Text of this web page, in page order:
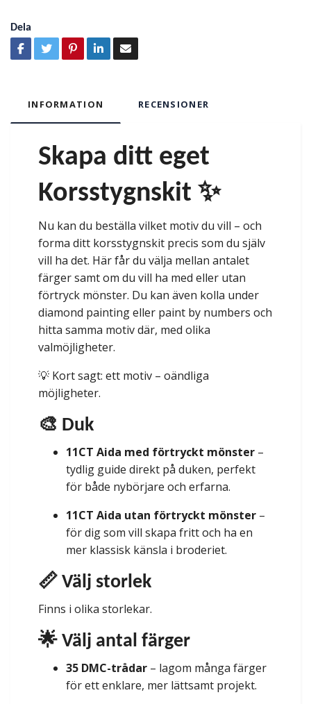
Dela
INFORMATION RECENSIONER
Skapa ditt eget
Korsstygnskit ✨
Nu kan du beställa vilket motiv du vill – och
forma ditt korsstygnskit precis som du själv
vill ha det. Här får du välja mellan antalet
färger samt om du vill ha med eller utan
förtryck mönster. Du kan även kolla under
diamond painting eller paint by numbers och
hitta samma motiv där, med olika
valmöjligheter.
💡 Kort sagt: ett motiv – oändliga
möjligheter.
🎨 Duk
11CT Aida med förtryckt mönster –
tydlig guide direkt på duken, perfekt
för både nybörjare och erfarna.
11CT Aida utan förtryckt mönster –
för dig som vill skapa fritt och ha en
mer klassisk känsla i broderiet.
📏 Välj storlek
Finns i olika storlekar.
🌟 Välj antal färger
35 DMC-trådar – lagom många färger
för ett enklare, mer lättsamt projekt.